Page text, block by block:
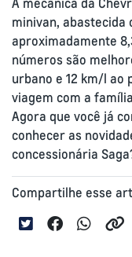
A mecânica da
minivan, abastecida
aproximadamente
números são
urbano e 12 km/l ao
viagem com a
Agora que você já
conhecer as
concessionária
Compartilhe esse